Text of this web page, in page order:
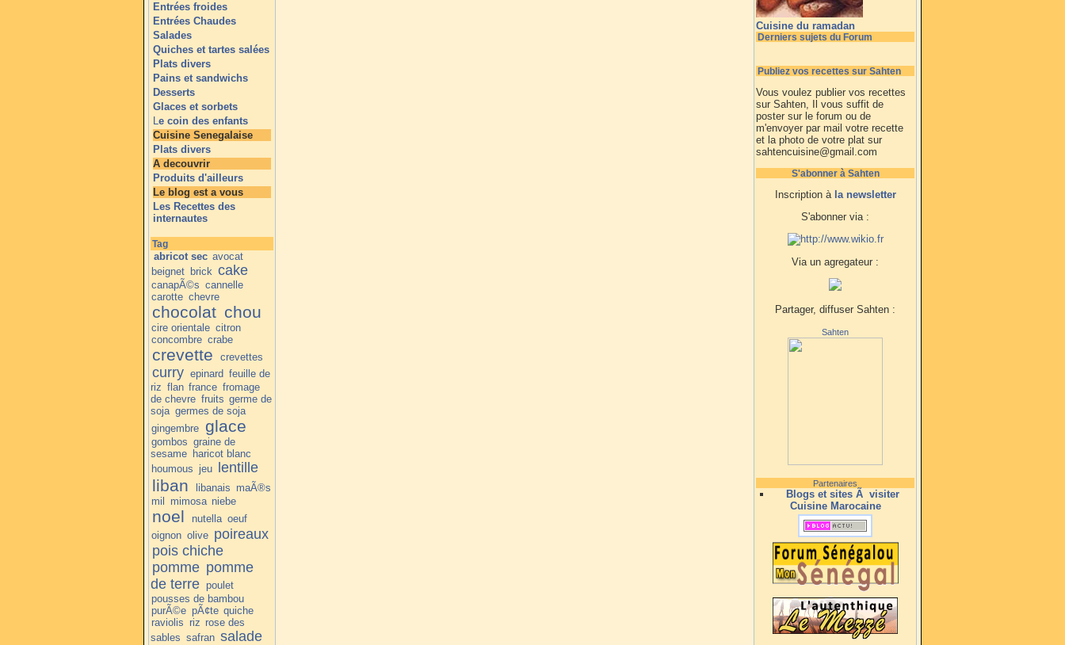
Entrées froides
Entrées Chaudes
Salades
Quiches et tartes salées
Plats divers
Pains et sandwichs
Desserts
Glaces et sorbets
Le coin des enfants
Cuisine Senegalaise
Plats divers
A decouvrir
Produits d'ailleurs
Le blog est a vous
Les Recettes des
internautes
Tag
abricot sec avocat
beignet brick cake
canapÃ©s cannelle
carotte chevre
chocolat chou
cire orientale citron
concombre crabe
crevette crevettes
curry epinard feuille de
riz flan france fromage
de chevre fruits germe de
soja germes de soja
gingembre glace
gombos graine de
sesame haricot blanc
houmous jeu lentille
liban libanais maÃ®s
mil mimosa niebe
noel nutella oeuf
oignon olive poireaux
pois chiche
pomme pomme
de terre poulet
pousses de bambou
purÃ©e pÃ¢te quiche
raviolis riz rose des
sables safran salade
Cuisine du ramadan
Derniers sujets du Forum
Publiez vos recettes sur Sahten
Vous voulez publier vos recettes
sur Sahten, Il vous suffit de
poster sur le forum ou de
m'envoyer par mail votre recette
et la photo de votre plat sur
sahtencuisine@gmail.com
S'abonner à Sahten
Inscription à la newsletter
S'abonner via :
Via un agregateur :
Partager, diffuser Sahten :
Sahten
Partenaires
Blogs et sites Ã visiter
Cuisine Marocaine